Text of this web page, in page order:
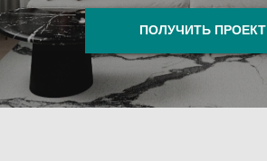
ПОЛУЧИТЬ ПРОЕКТ